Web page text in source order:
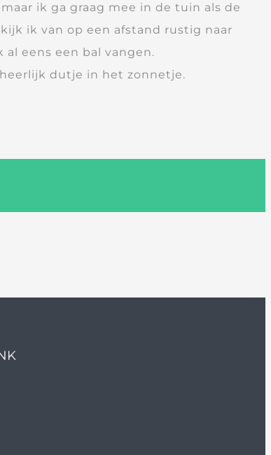
ik ga graag mee in de tuin als de
ik van op een afstand rustig naar
eens een bal vangen.
dutje in het zonnetje.